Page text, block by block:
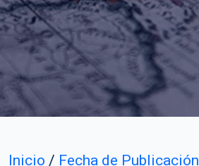
Inicio / Fecha de Publicación